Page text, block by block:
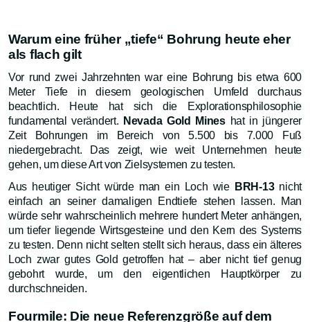
Warum eine früher „tiefe“ Bohrung heute eher
als flach gilt
Vor rund zwei Jahrzehnten war eine Bohrung bis etwa 600
Meter Tiefe in diesem geologischen Umfeld durchaus
beachtlich. Heute hat sich die Explorationsphilosophie
fundamental verändert. Nevada Gold Mineshat in jüngerer
Zeit Bohrungen im Bereich von 5.500 bis 7.000 Fuß
niedergebracht. Das zeigt, wie weit Unternehmen heute
gehen, um diese Art von Zielsystemen zu testen.
Aus heutiger Sicht würde man ein Loch wie BRH-13nicht
einfach an seiner damaligen Endtiefe stehen lassen. Man
würde sehr wahrscheinlich mehrere hundert Meter anhängen,
um tiefer liegende Wirtsgesteine und den Kern des Systems
zu testen. Denn nicht selten stellt sich heraus, dass ein älteres
Loch zwar gutes Gold getroffen hat – aber nicht tief genug
gebohrt wurde, um den eigentlichen Hauptkörper zu
durchschneiden.
Fourmile: Die neue Referenzgröße auf dem